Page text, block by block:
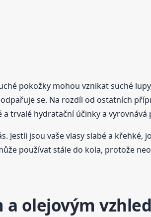
pokožky mohou vznikat suché
se. Na rozdíl od ostatních
trvalé hydratační účinky a vyrovnává
Jestli jsou vaše vlasy slabé a křehké,
používat stále do kola, protože
a olejovým